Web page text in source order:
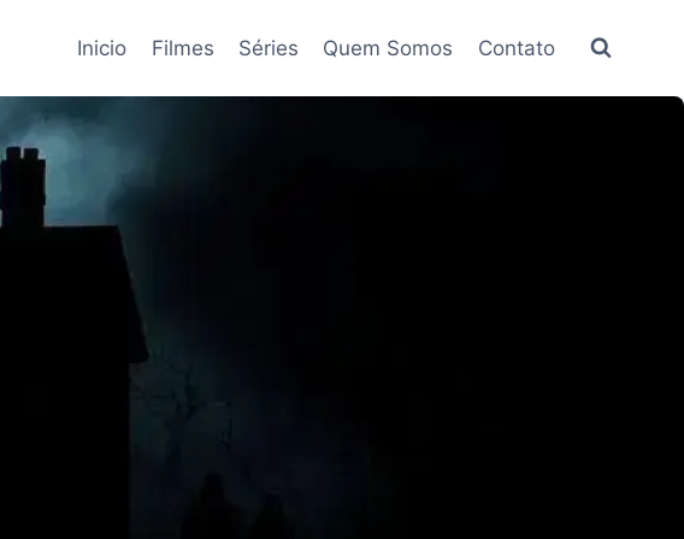
Inicio Filmes Séries Quem Somos Contato